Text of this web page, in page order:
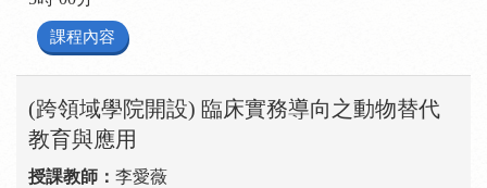
課程內容
(跨領域學院開設) 臨床實務導向之動物替代
教育與應用
李愛薇